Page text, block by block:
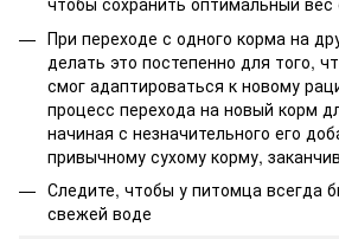
При переходе с одного корма на
делать это постепенно для того,
смог адаптироваться к новому
процесс перехода на новый корм
начиная с незначительного его
привычному сухому корму,
Следите, чтобы у питомца всегда
свежей воде